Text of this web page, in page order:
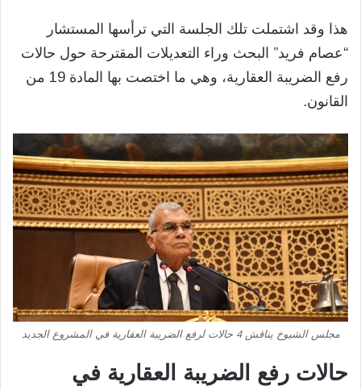
هذا وقد اشتملت تلك الجلسة التي ترأسها المستشار
“عصام فريد” البحث وراء التعديلات المقترحة حول حالات
رفع الضريبة العقارية، وهي ما اختصت بها المادة 19 من
القانون.
مجلس الشيوخ يناقش 4 حالات لرفع الضريبة العقارية في المشروع الجديد
حالات رفع الضريبة العقارية في